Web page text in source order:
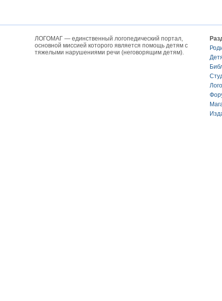
ЛОГОМАГ — единственный логопедический портал,
основной миссией которого является помощь детям с
тяжелыми нарушениями речи (неговорящим детям).